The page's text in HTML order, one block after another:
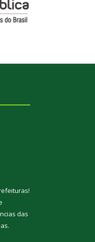
!
das